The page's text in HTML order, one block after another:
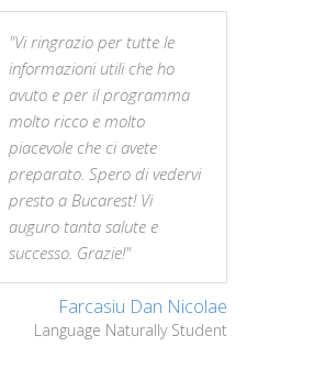
"Vi ringrazio per tutte le
informazioni utili che ho
avuto e per il programma
molto ricco e molto
piacevole che ci avete
preparato. Spero di vedervi
presto a Bucarest! Vi
auguro tanta salute e
successo. Grazie!"
Farcasiu Dan Nicolae
Language Naturally Student